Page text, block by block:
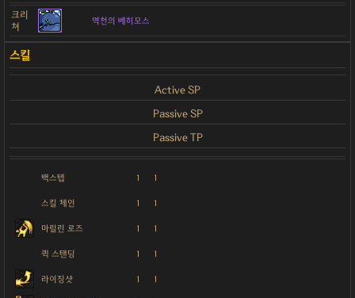
크리
쳐
역천의 베히모스
Active SP
Passive SP
Passive TP
백스텝 1 1
스킬 체인 1 1
마릴린 로즈 1 1
퀵 스탠딩 1 1
라이징샷 1 1